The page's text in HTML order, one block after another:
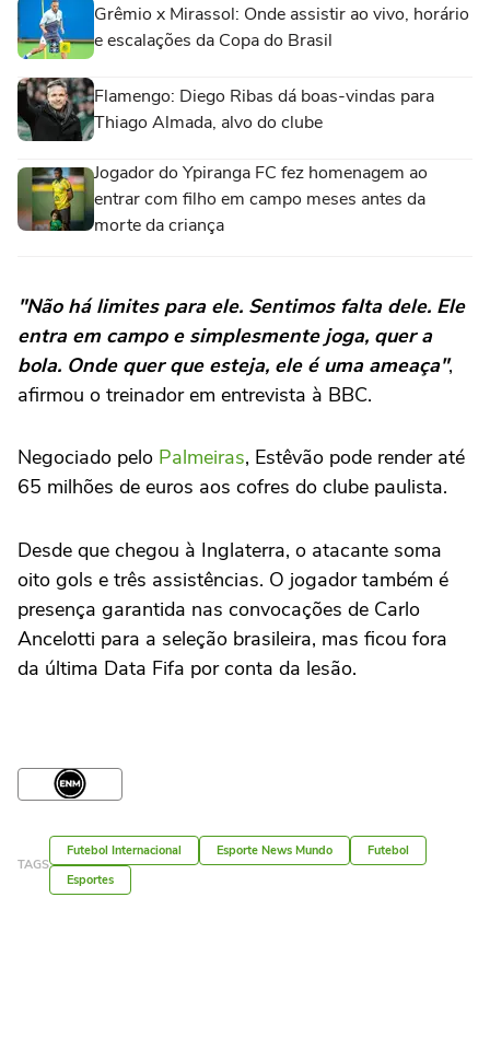
Grêmio x Mirassol: Onde assistir ao vivo, horário
e escalações da Copa do Brasil
Flamengo: Diego Ribas dá boas-vindas para
Thiago Almada, alvo do clube
Jogador do Ypiranga FC fez homenagem ao
entrar com filho em campo meses antes da
morte da criança
"Não há limites para ele. Sentimos falta dele. Ele
entra em campo e simplesmente joga, quer a
bola. Onde quer que esteja, ele é uma ameaça",
afirmou o treinador em entrevista à BBC.
Negociado pelo Palmeiras, Estêvão pode render até
65 milhões de euros aos cofres do clube paulista.
Desde que chegou à Inglaterra, o atacante soma
oito gols e três assistências. O jogador também é
presença garantida nas convocações de Carlo
Ancelotti para a seleção brasileira, mas ficou fora
da última Data Fifa por conta da lesão.
TAGS
Futebol Internacional Esporte News Mundo
Futebol
Esportes